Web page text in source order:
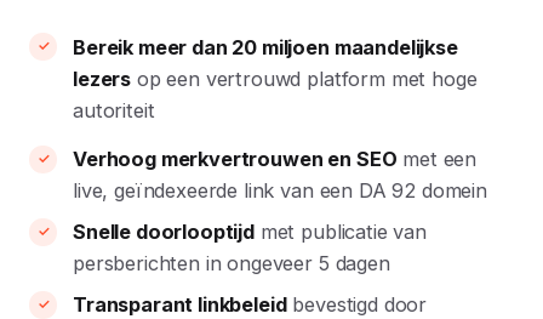
Bereik meer dan 20 miljoen maandelijkse
lezers op een vertrouwd platform met hoge
autoriteit
Verhoog merkvertrouwen en SEO met een
live, geïndexeerde link van een DA 92 domein
Snelle doorlooptijdmet publicatie van
persberichten in ongeveer 5 dagen
Transparant linkbeleidbevestigd door